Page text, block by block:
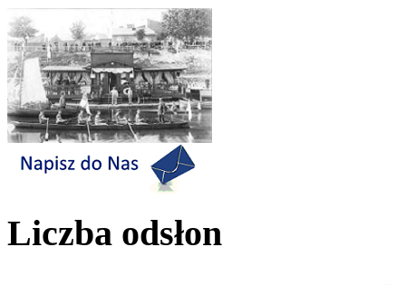
Liczba odsłon